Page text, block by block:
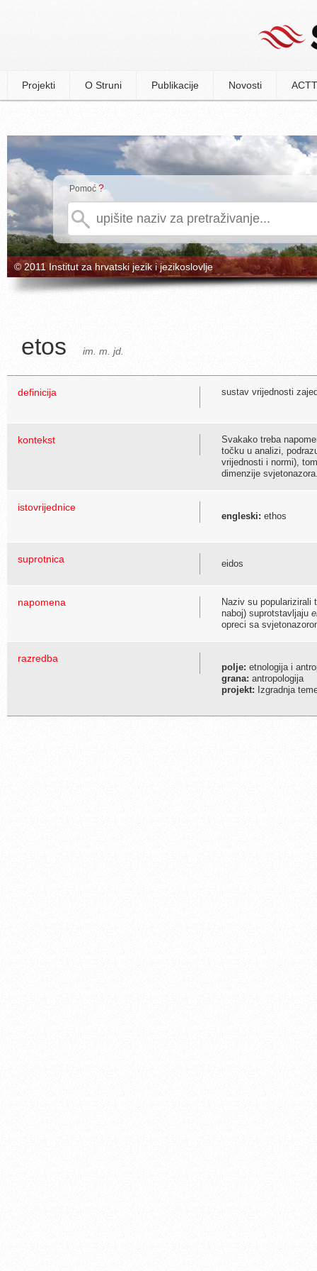
Projekti O Struni Publikacije Novosti
Pomoć ?
© 2011 Institut za hrvatski jezik i jezikoslovlje
etos im. m. jd.
definicija sustav vrijednosti
kontekst
Svakako treba
točku u analizi,
vrijednosti i normi),
dimenzije
istovrijednice
engleski: ethos
suprotnica eidos
napomena
Naziv su
naboj) suprotstavljaju
opreci sa
razredba
polje: etnologija i
grana: antropologija
projekt: Izgradnja